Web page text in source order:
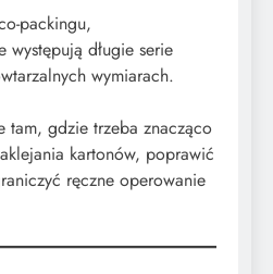
packingu,
długie serie
wymiarach.
tam, gdzie trzeba znacząco
kartonów, poprawić
ręczne operowanie